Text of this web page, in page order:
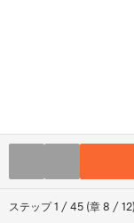
ステップ1 /45 (章8 /12)